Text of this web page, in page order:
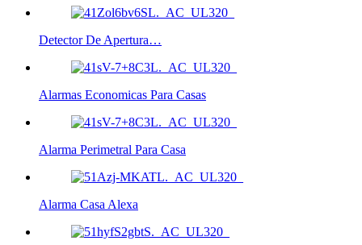
Detector De Apertura…
Alarmas Economicas Para Casas
Alarma Perimetral Para Casa
Alarma Casa Alexa